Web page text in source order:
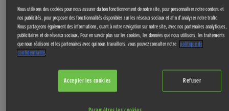
Nous utilisons des cookies pour nous assurer du bon fonctionnement de notre site, pour personnaliser notre contenu et
nos publicités, pour proposer des fonctionnalités disponibles sur les réseaux sociaux et afin d’analyser notre trafic.
Nous partageons également des informations, quant à votre navigation sur notre site, avec nos partenaires analytiques,
publicitaires et de réseaux sociaux. Pour en savoir plus sur les cookies, les données que nous utilisons, les traitements
que nous réalisons et les partenaires avec qui nous travaillons, vous pouvez consulter notre politique de
confidentialité.
Refuser
Accepter les cookies